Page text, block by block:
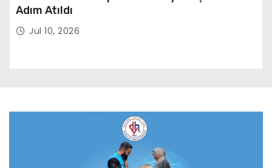
Adım Atıldı
Jul 10, 2026